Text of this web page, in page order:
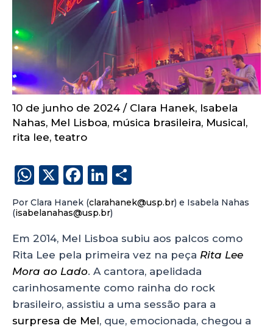
10 de junho de 2024 / Clara Hanek, Isabela
Nahas, Mel Lisboa, música brasileira, Musical,
rita lee, teatro
W
h
a
ts
A
p
p
X
F
a
c
e
b
o
o
k
Li
n
k
e
dI
n
h
a
re
Por Clara Hanek (clarahanek@usp.br) e Isabela Nahas
(isabelanahas@usp.br)
Em 2014, Mel Lisboa subiu aos palcos como
Rita Lee pela primeira vez na peça Rita Lee
Mora ao Lado. A cantora, apelidada
carinhosamente como rainha do rock
brasileiro, assistiu a uma sessão para a
surpresa de Mel, que, emocionada, chegou a